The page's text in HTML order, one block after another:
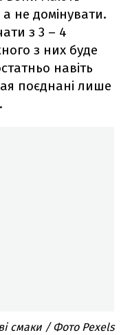
не домінувати.
з 3 – 4
з них буде
навіть
поєднані лише
смаки / Фото Pexels